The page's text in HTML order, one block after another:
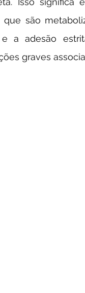
são
a adesão
graves